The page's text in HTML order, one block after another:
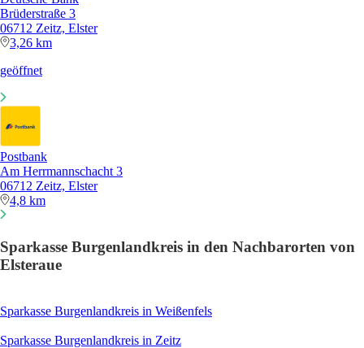
Brüderstraße 3
06712 Zeitz, Elster
3,26 km
geöffnet
Postbank
Am Herrmannschacht 3
06712 Zeitz, Elster
4,8 km
Sparkasse Burgenlandkreis in den Nachbarorten von
Elsteraue
Sparkasse Burgenlandkreis in Weißenfels
Sparkasse Burgenlandkreis in Zeitz